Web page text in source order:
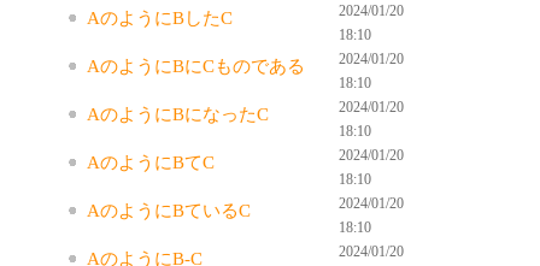
AのようにBしたC
2024/01/20
18:10
AのようにBにCものである
2024/01/20
18:10
AのようにBになったC
2024/01/20
18:10
AのようにBてC
2024/01/20
18:10
AのようにBているC
2024/01/20
18:10
AのようにB-C
2024/01/20